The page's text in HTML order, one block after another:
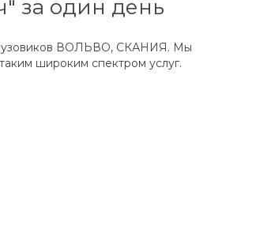
за один день
ВОЛЬВО, СКАНИЯ. Мы
широким спектром услуг.